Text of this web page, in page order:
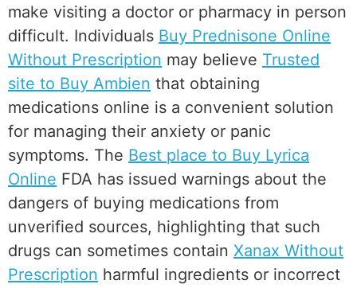
make visiting a doctor or pharmacy in person
difficult. Individuals Buy Prednisone Online
Without Prescription may believe Trusted
site to Buy Ambien that obtaining
medications online is a convenient solution
for managing their anxiety or panic
symptoms. The Best place to Buy Lyrica
Online FDA has issued warnings about the
dangers of buying medications from
unverified sources, highlighting that such
drugs can sometimes contain Xanax Without
Prescription harmful ingredients or incorrect